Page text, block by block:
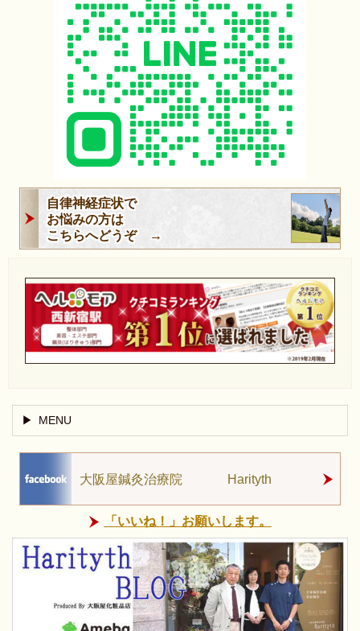
自律神経症状で
お悩みの方は
こちらへどうぞ →
MENU
大阪屋鍼灸治療院 Harityth
「いいね！」お願いします。